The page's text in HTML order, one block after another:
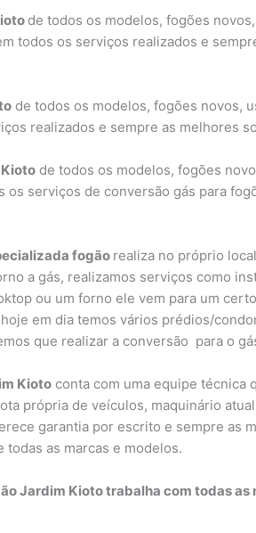
de todos os modelos, fogões
todos os serviços realizados e
de todos os modelos, fogões novos,
realizados e sempre as melhores
de todos os modelos, fogões
os serviços de conversão gás para
fogão realiza no próprio
a gás, realizamos serviços como
ou um forno ele vem para um
em dia temos vários prédios/
que realizar a conversão para o
Kioto conta com uma equipe técnica
própria de veículos, maquinário
garantia por escrito e sempre as
as marcas e modelos.
Jardim Kioto trabalha com todas